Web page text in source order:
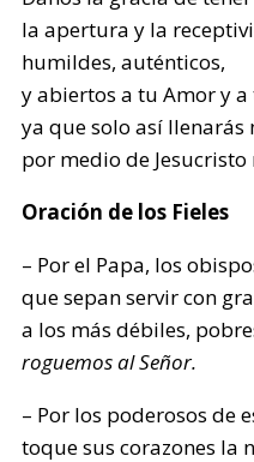
la apertura y la
humildes, auténticos,
y abiertos a tu Amor y a
ya que solo así llenarás
por medio de Jesucristo
Oración de los Fieles
– Por el Papa, los
que sepan servir con
a los más débiles,
roguemos al Señor.
– Por los poderosos de
toque sus corazones la